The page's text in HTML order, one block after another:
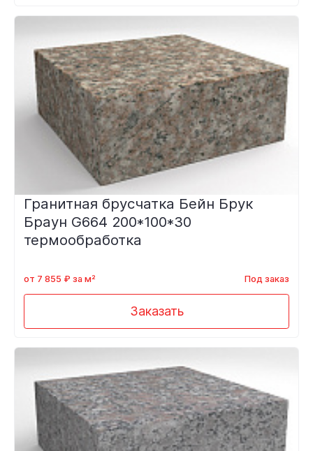
Гранитная брусчатка Бейн Брук
Браун G664 200*100*30
термообработка
от 7 855 ₽ за м² Под заказ
Заказать